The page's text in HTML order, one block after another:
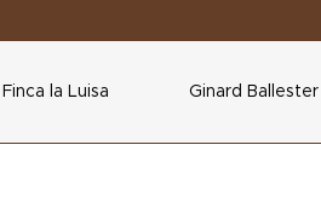
Finca la Luisa Ginard Ballester